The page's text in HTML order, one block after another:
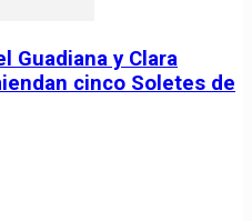
Guadiana y Clara
cinco Soletes de